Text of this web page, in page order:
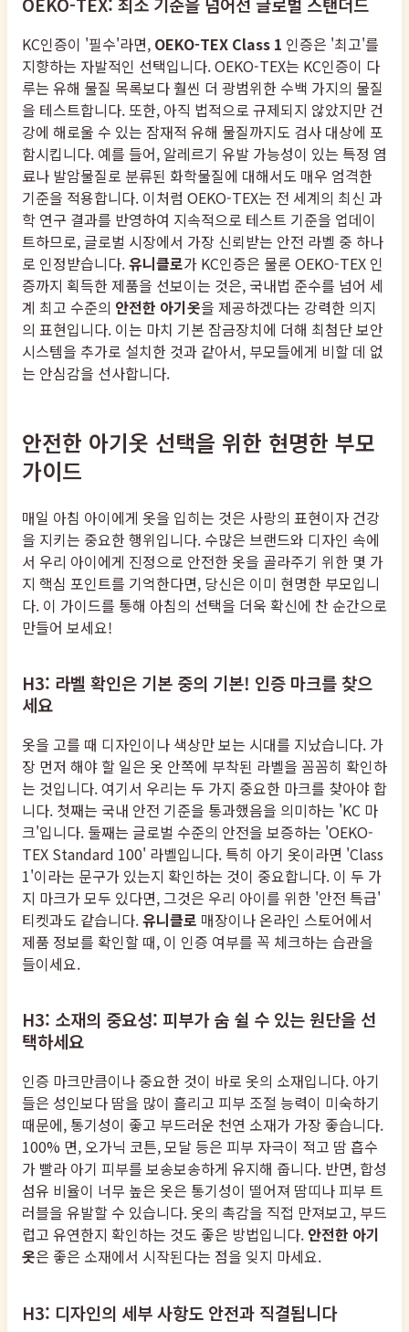
KC인증이 '필수'라면, OEKO-TEX Class 1 인증은 '최고'를
지향하는 자발적인 선택입니다. OEKO-TEX는 KC인증이 다
루는 유해 물질 목록보다 훨씬 더 광범위한 수백 가지의 물질
을 테스트합니다. 또한, 아직 법적으로 규제되지 않았지만 건
강에 해로울 수 있는 잠재적 유해 물질까지도 검사 대상에 포
함시킵니다. 예를 들어, 알레르기 유발 가능성이 있는 특정 염
료나 발암물질로 분류된 화학물질에 대해서도 매우 엄격한
기준을 적용합니다. 이처럼 OEKO-TEX는 전 세계의 최신 과
학 연구 결과를 반영하여 지속적으로 테스트 기준을 업데이
트하므로, 글로벌 시장에서 가장 신뢰받는 안전 라벨 중 하나
로 인정받습니다.유니클로가 KC인증은 물론 OEKO-TEX 인
증까지 획득한 제품을 선보이는 것은, 국내법 준수를 넘어 세
계 최고 수준의 안전한 아기옷을 제공하겠다는 강력한 의지
의 표현입니다. 이는 마치 기본 잠금장치에 더해 최첨단 보안
시스템을 추가로 설치한 것과 같아서, 부모들에게 비할 데 없
는 안심감을 선사합니다.
안전한 아기옷 선택을 위한 현명한 부모
가이드
매일 아침 아이에게 옷을 입히는 것은 사랑의 표현이자 건강
을 지키는 중요한 행위입니다. 수많은 브랜드와 디자인 속에
서 우리 아이에게 진정으로 안전한 옷을 골라주기 위한 몇 가
지 핵심 포인트를 기억한다면, 당신은 이미 현명한 부모입니
다. 이 가이드를 통해 아침의 선택을 더욱 확신에 찬 순간으로
만들어 보세요!
H3: 라벨 확인은 기본 중의 기본! 인증 마크를 찾으
세요
옷을 고를 때 디자인이나 색상만 보는 시대를 지났습니다. 가
장 먼저 해야 할 일은 옷 안쪽에 부착된 라벨을 꼼꼼히 확인하
는 것입니다. 여기서 우리는 두 가지 중요한 마크를 찾아야 합
니다. 첫째는 국내 안전 기준을 통과했음을 의미하는 'KC 마
크'입니다. 둘째는 글로벌 수준의 안전을 보증하는 'OEKO-
TEX Standard 100' 라벨입니다. 특히 아기 옷이라면 'Class
1'이라는 문구가 있는지 확인하는 것이 중요합니다. 이 두 가
지 마크가 모두 있다면, 그것은 우리 아이를 위한 '안전 특급'
티켓과도 같습니다.유니클로 매장이나 온라인 스토어에서
제품 정보를 확인할 때, 이 인증 여부를 꼭 체크하는 습관을
들이세요.
H3: 소재의 중요성: 피부가 숨 쉴 수 있는 원단을 선
택하세요
인증 마크만큼이나 중요한 것이 바로 옷의 소재입니다. 아기
들은 성인보다 땀을 많이 흘리고 피부 조절 능력이 미숙하기
때문에, 통기성이 좋고 부드러운 천연 소재가 가장 좋습니다.
100% 면, 오가닉 코튼, 모달 등은 피부 자극이 적고 땀 흡수
가 빨라 아기 피부를 보송보송하게 유지해 줍니다. 반면, 합성
섬유 비율이 너무 높은 옷은 통기성이 떨어져 땀띠나 피부 트
러블을 유발할 수 있습니다. 옷의 촉감을 직접 만져보고, 부드
럽고 유연한지 확인하는 것도 좋은 방법입니다. 안전한 아기
옷은 좋은 소재에서 시작된다는 점을 잊지 마세요.
H3: 디자인의 세부 사항도 안전과 직결됩니다